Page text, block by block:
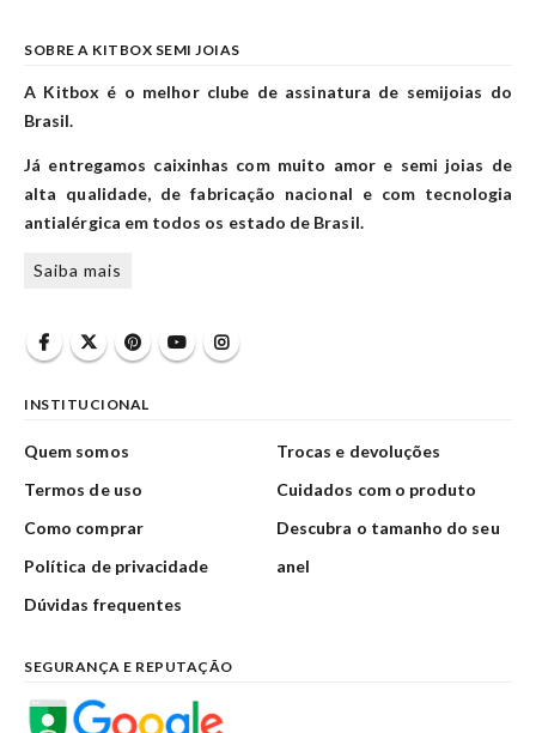
SOBRE A KITBOX SEMI JOIAS
A Kitbox é o melhor clube de assinatura de semijoias do
Brasil.
Já entregamos caixinhas com muito amor e semi joias de
alta qualidade, de fabricação nacional e com tecnologia
antialérgica em todos os estado de Brasil.
Saiba mais
INSTITUCIONAL
Quem somos
Termos de uso
Como comprar
Política de privacidade
Dúvidas frequentes
Trocas e devoluções
Cuidados com o produto
Descubra o tamanho do seu
anel
SEGURANÇA E REPUTAÇÃO